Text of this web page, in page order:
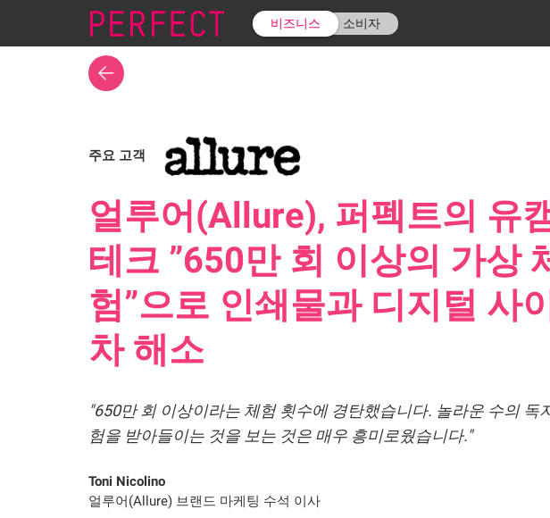
비즈니스 소비자
주요 고객
얼루어(Allure), 퍼펙트의 유
테크 ”650만 회 이상의 가상
험”으로 인쇄물과 디지털 사
차 해소
"650만 회 이상이라는 체험 횟수에 경탄했습니다. 놀라운 수의 독
험을 받아들이는 것을 보는 것은 매우 흥미로웠습니다."
Toni Nicolino
얼루어(Allure) 브랜드 마케팅 수석 이사